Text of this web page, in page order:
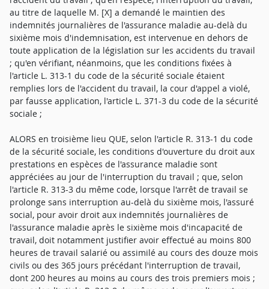
au titre de laquelle M. [X] a demandé le maintien des
indemnités journalières de l'assurance maladie au-delà du
sixième mois d'indemnisation, est intervenue en dehors de
toute application de la législation sur les accidents du travail
; qu'en vérifiant, néanmoins, que les conditions fixées à
l'article L. 313-1 du code de la sécurité sociale étaient
remplies lors de l'accident du travail, la cour d'appel a violé,
par fausse application, l'article L. 371-3 du code de la sécurité
sociale ;
ALORS en troisième lieu QUE, selon l'article R. 313-1 du code
de la sécurité sociale, les conditions d'ouverture du droit aux
prestations en espèces de l'assurance maladie sont
appréciées au jour de l'interruption du travail ; que, selon
l'article R. 313-3 du même code, lorsque l'arrêt de travail se
prolonge sans interruption au-delà du sixième mois, l'assuré
social, pour avoir droit aux indemnités journalières de
l'assurance maladie après le sixième mois d'incapacité de
travail, doit notamment justifier avoir effectué au moins 800
heures de travail salarié ou assimilé au cours des douze mois
civils ou des 365 jours précédant l'interruption de travail,
dont 200 heures au moins au cours des trois premiers mois ;